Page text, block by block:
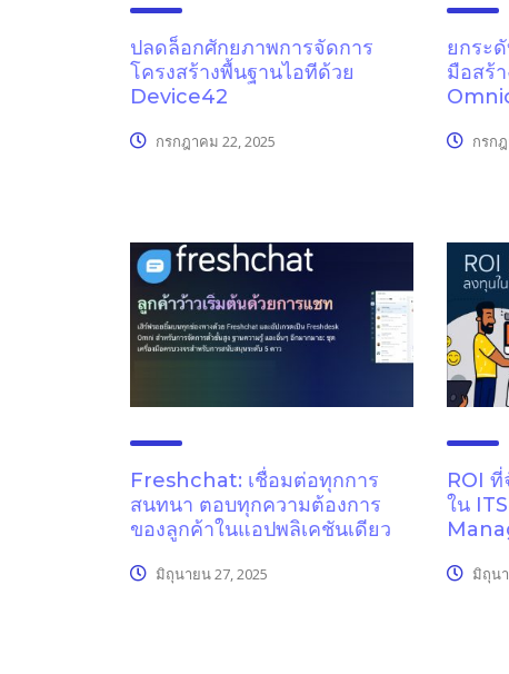
ปลดล็อกศักยภาพการจัดการ
โครงสร้างพื้นฐานไอทีด้วย
Device42
กรกฎาคม 22, 2025
ยกระ
มือสร้
กรก
Freshchat: เชื่อมต่อทุกการ
สนทนา ตอบทุกความต้องการ
ของลูกค้าในแอปพลิเคชันเดียว
มิถุนายน 27, 2025
ROI
ใน
มิถุนา